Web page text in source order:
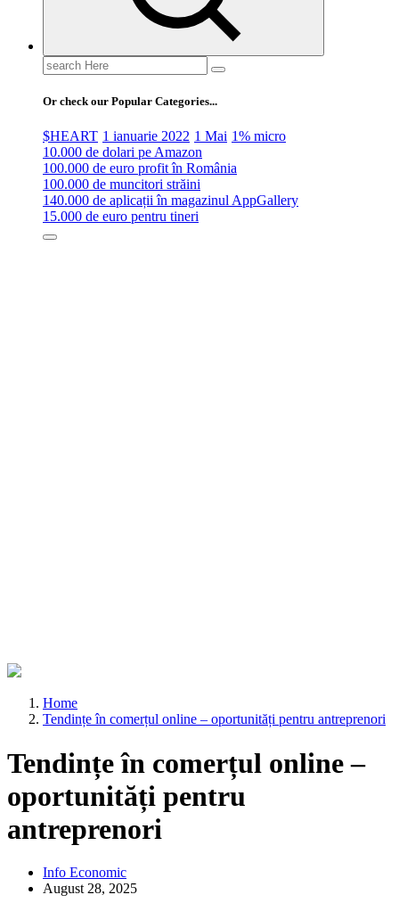
Search
for:
Or check our Popular Categories...
$HEART 1 ianuarie 2022 1 Mai 1% micro
10.000 de dolari pe Amazon
100.000 de euro profit în România
100.000 de muncitori străini
140.000 de aplicații în magazinul AppGallery
15.000 de euro pentru tineri
Home
Tendințe în comerțul online – oportunități pentru antreprenori
Tendințe în comerțul online –
oportunități pentru
antreprenori
Info Economic
August 28, 2025